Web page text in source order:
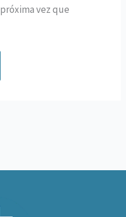
vez que